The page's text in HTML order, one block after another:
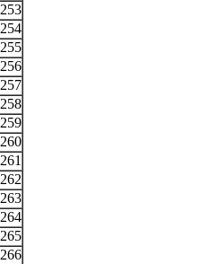
253
254
255
256
257
258
259
260
261
262
263
264
265
266